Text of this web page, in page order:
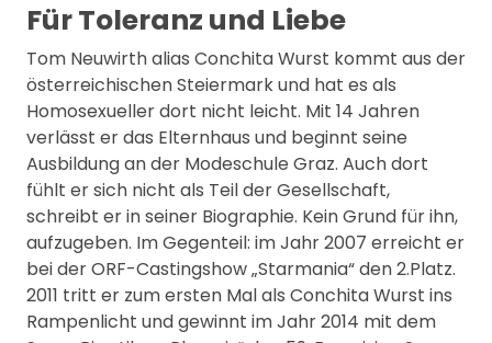
Für Toleranz und Liebe
Tom Neuwirth alias Conchita Wurst kommt aus der
österreichischen Steiermark und hat es als
Homosexueller dort nicht leicht. Mit 14 Jahren
verlässt er das Elternhaus und beginnt seine
Ausbildung an der Modeschule Graz. Auch dort
fühlt er sich nicht als Teil der Gesellschaft,
schreibt er in seiner Biographie. Kein Grund für ihn,
aufzugeben. Im Gegenteil: im Jahr 2007 erreicht er
bei der ORF-Castingshow „Starmania“ den 2.Platz.
2011 tritt er zum ersten Mal als Conchita Wurst ins
Rampenlicht und gewinnt im Jahr 2014 mit dem